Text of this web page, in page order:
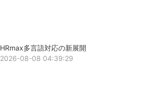
HRmax多言語対応の新展開
2026-08-08 04:39:29